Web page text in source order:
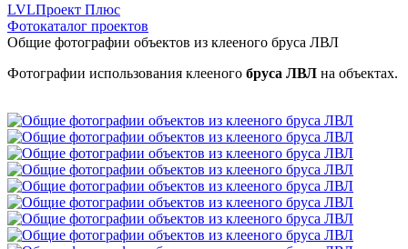
LVLПроект Плюс
Фотокаталог проектов
Общие фотографии объектов из клееного бруса ЛВЛ
Фотографии использования клееного бруса ЛВЛ на объектах.